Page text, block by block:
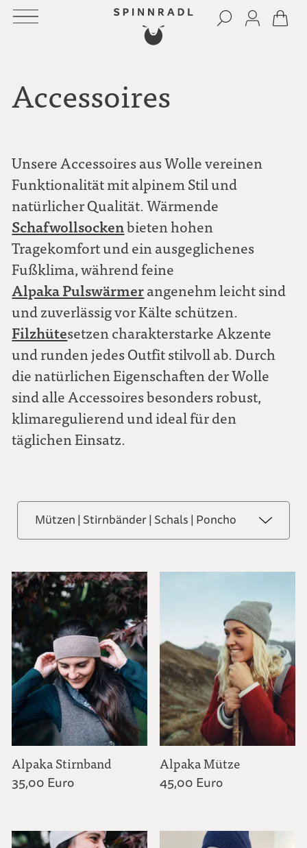
Accessoires
Unsere Accessoires aus Wolle vereinen
Funktionalität mit alpinem Stil und
natürlicher Qualität. Wärmende
Schafwollsockenbieten hohen
Tragekomfort und ein ausgeglichenes
Fußklima, während feine
Alpaka Pulswärmerangenehm leicht sind
und zuverlässig vor Kälte schützen.
Filzhütesetzen charakterstarke Akzente
und runden jedes Outfit stilvoll ab. Durch
die natürlichen Eigenschaften der Wolle
sind alle Accessoires besonders robust,
klimaregulierend und ideal für den
täglichen Einsatz.
Mützen | Stirnbänder | Schals | Poncho
Taschen | Schmuck
Mützen | Stirnbänder | Schals | Poncho
Fäustlinge | Pulswärmer
Socken | Schuheinlagen
Filzhüte | Hut-Zubehör
Alpaka Stirnband
35,00 Euro
Alpaka Mütze
45,00 Euro